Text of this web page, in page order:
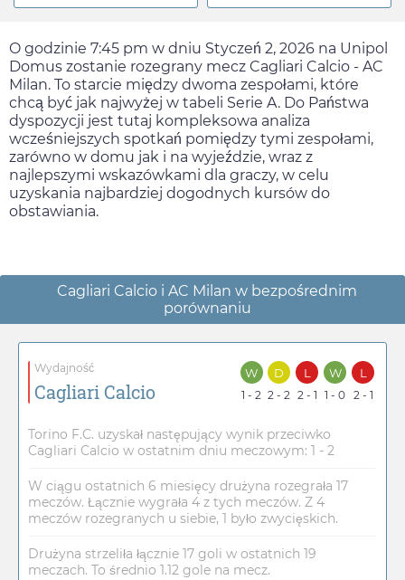
O godzinie 7:45 pm w dniu Styczeń 2, 2026 na Unipol
Domus zostanie rozegrany mecz Cagliari Calcio - AC
Milan. To starcie między dwoma zespołami, które
chcą być jak najwyżej w tabeli Serie A. Do Państwa
dyspozycji jest tutaj kompleksowa analiza
wcześniejszych spotkań pomiędzy tymi zespołami,
zarówno w domu jak i na wyjeździe, wraz z
najlepszymi wskazówkami dla graczy, w celu
uzyskania najbardziej dogodnych kursów do
obstawiania.
Cagliari Calcio i AC Milan w bezpośrednim
porównaniu
Wydajność
Cagliari Calcio
W
1 - 2
D
2 - 2
L
2 - 1
W
1 - 0
L
2 - 1
Torino F.C. uzyskał następujący wynik przeciwko
Cagliari Calcio w ostatnim dniu meczowym: 1 - 2
W ciągu ostatnich 6 miesięcy drużyna rozegrała 17
meczów. Łącznie wygrała 4 z tych meczów. Z 4
meczów rozegranych u siebie, 1 było zwycięskich.
Drużyna strzeliła łącznie 17 goli w ostatnich 19
meczach. To średnio 1.12 gole na mecz.